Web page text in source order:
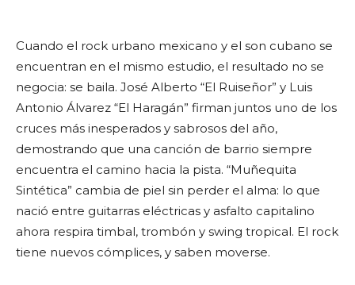
Cuando el rock urbano mexicano y el son cubano se
encuentran en el mismo estudio, el resultado no se
negocia: se baila. José Alberto “El Ruiseñor” y Luis
Antonio Álvarez “El Haragán” firman juntos uno de los
cruces más inesperados y sabrosos del año,
demostrando que una canción de barrio siempre
encuentra el camino hacia la pista. “Muñequita
Sintética” cambia de piel sin perder el alma: lo que
nació entre guitarras eléctricas y asfalto capitalino
ahora respira timbal, trombón y swing tropical. El rock
tiene nuevos cómplices, y saben moverse.